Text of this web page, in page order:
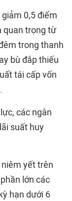
0,5 điểm
quan trọng từ
trong thanh
bù đắp thiếu
tái cấp vốn
các ngân
suất huy
yết trên
lớn các
hạn dưới 6